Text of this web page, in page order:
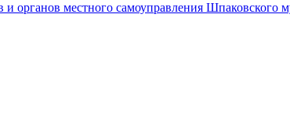
органов местного самоуправления Шпаковского